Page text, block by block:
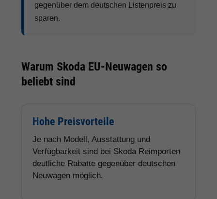
gegenüber dem deutschen Listenpreis zu
sparen.
Warum Skoda EU-Neuwagen so
beliebt sind
Hohe Preisvorteile
Je nach Modell, Ausstattung und
Verfügbarkeit sind bei Skoda Reimporten
deutliche Rabatte gegenüber deutschen
Neuwagen möglich.